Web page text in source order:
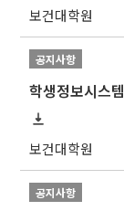
보건대학원
공지사항
보건대학원
공지사항